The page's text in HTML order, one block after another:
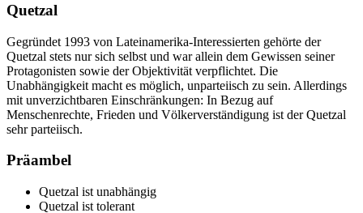
Quetzal
Gegründet 1993 von Lateinamerika-Interessierten gehörte der
Quetzal stets nur sich selbst und war allein dem Gewissen seiner
Protagonisten sowie der Objektivität verpflichtet. Die
Unabhängigkeit macht es möglich, unparteiisch zu sein. Allerdings
mit unverzichtbaren Einschränkungen: In Bezug auf
Menschenrechte, Frieden und Völkerverständigung ist der Quetzal
sehr parteiisch.
Präambel
Quetzal ist unabhängig
Quetzal ist tolerant